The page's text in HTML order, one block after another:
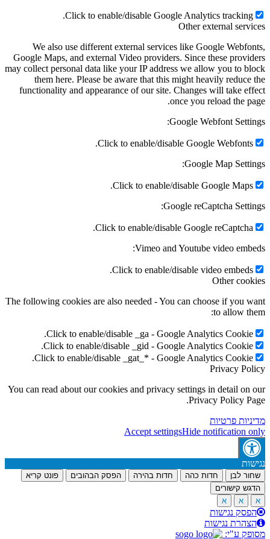
Click to enable/disable Google Analytics
Other external
We also use different external services like Google
Google Maps, and external Video providers. Since these
may collect personal data like your IP address we allow you to
them here. Please be aware that this might heavily
functionality and appearance of our site. Changes will take
once you reload the
Google Webfont
Click to enable/disable Google
Google Map
Click to enable/disable Google
Google reCaptcha
Click to enable/disable Google
Vimeo and Youtube video
Click to enable/disable video
Other
The following cookies are also needed - You can choose if you
to allow
Click to enable/disable _ga - Google Analytics
Click to enable/disable _gid - Google Analytics
Click to enable/disable _gat_* - Google Analytics
Privacy
You can read about our cookies and privacy settings in detail
Privacy Policy
פרטיות
Accept settings Hide notification
לבן חדות כהה חדות בהירה הפסק הבהובים
פונט קריא
קישורים
א
א
נגישות
נגישות
ע"י: